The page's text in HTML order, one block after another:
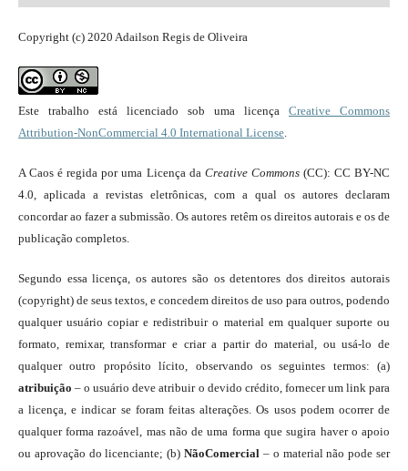
Copyright (c) 2020 Adailson Regis de Oliveira
Este trabalho está licenciado sob uma licençaCreative Commons
Attribution-NonCommercial 4.0 International License.
A Caos é regida por uma Licença da Creative Commons(CC): CC BY-NC
4.0, aplicada a revistas eletrônicas, com a qual os autores declaram
concordar ao fazer a submissão. Os autores retêm os direitos autorais e os de
publicação completos.
Segundo essa licença, os autores são os detentores dos direitos autorais
(copyright) de seus textos, e concedem direitos de uso para outros, podendo
qualquer usuário copiar e redistribuir o material em qualquer suporte ou
formato, remixar, transformar e criar a partir do material, ou usá-lo de
qualquer outro propósito lícito, observando os seguintes termos: (a)
atribuição – o usuário deve atribuir o devido crédito, fornecer um link para
a licença, e indicar se foram feitas alterações. Os usos podem ocorrer de
qualquer forma razoável, mas não de uma forma que sugira haver o apoio
ou aprovação do licenciante; (b)NãoComercial – o material não pode ser